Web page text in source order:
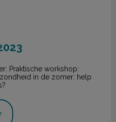
Praktische workshop:
in de zomer: help